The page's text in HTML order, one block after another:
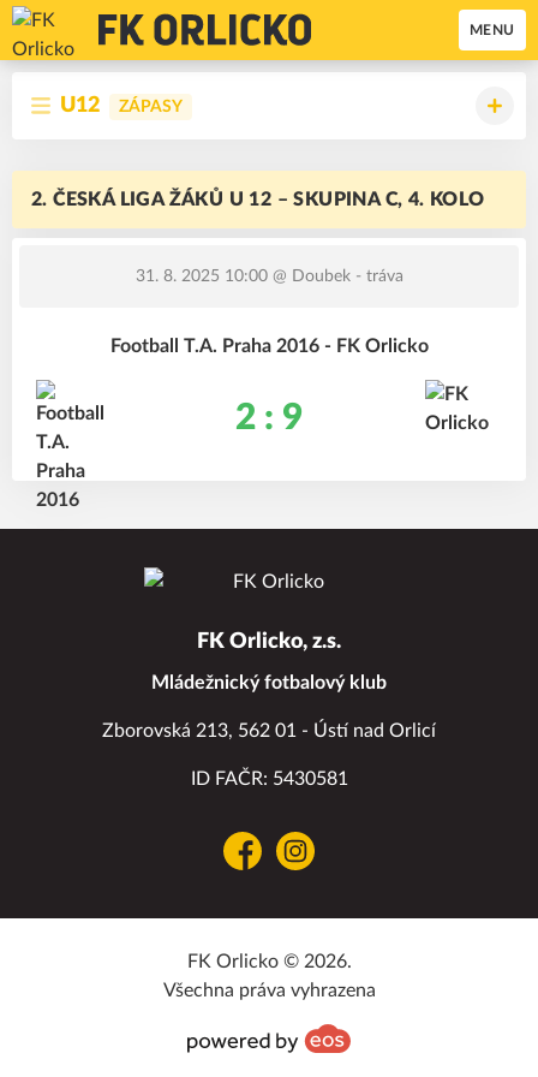
MENU
U12 ZÁPASY
2. ČESKÁ LIGA ŽÁKŮ U 12 – SKUPINA C, 4. KOLO
31. 8. 2025 10:00@ Doubek - tráva
Football T.A. Praha 2016 - FK Orlicko
2 : 9
FK Orlicko, z.s.
Mládežnický fotbalový klub
Zborovská 213, 562 01 - Ústí nad Orlicí
ID FAČR: 5430581
FacebookInstagram
FK Orlicko © 2026.
Všechna práva vyhrazena